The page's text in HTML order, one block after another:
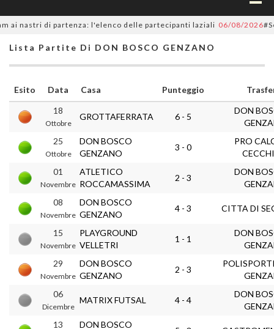
nastri di partenza: l'elenco delle partecipanti laziali 06/08/2026
Lista Partite Di DON BOSCO GENZANO
Esito Data Casa Punteggio
18
Ottobre
GROTTAFERRATA 6 - 5
DON
25
Ottobre
DON BOSCO
GENZANO
3 - 0
PRO
01
Novembre
ATLETICO
ROCCAMASSIMA
2 - 3
DON
08
Novembre
DON BOSCO
GENZANO
4 - 3 CITTA DI
15
Novembre
PLAYGROUND
VELLETRI
1 - 1
DON
29
Novembre
DON BOSCO
GENZANO
2 - 3
06
Dicembre
MATRIX FUTSAL 4 - 4
DON
13
DON BOSCO